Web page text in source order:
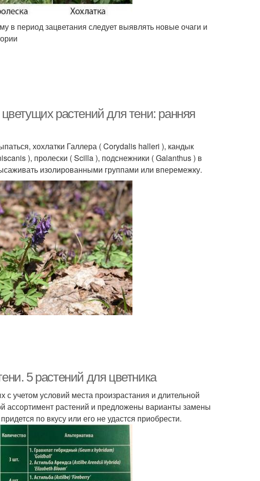
в период зацветания следует выявлять новые очаги и
растений для тени: ранняя
хохлатки Галлера ( Corydalis halleri ), кандык
), пролески ( Scilla ), подснежники ( Galanthus ) в
изолированными группами или вперемежку.
5 растений для цветника
учетом условий места произрастания и длительной
ассортимент растений и предложены варианты замены
по вкусу или его не удастся приобрести.